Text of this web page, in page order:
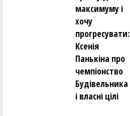
максимуму і
хочу
прогресувати:
Ксенія
Панькіна про
чемпіонство
Будівельника
і власні цілі